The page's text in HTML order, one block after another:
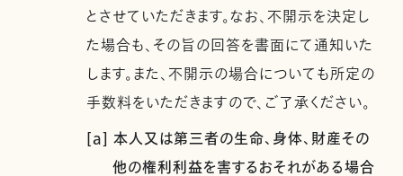
とさせていただきます。なお、不開示を決定し
た場合も、その旨の回答を書面にて通知いた
します。また、不開示の場合についても所定の
手数料をいただきますので、ご了承ください。
[a] 本人又は第三者の生命、身体、財産その
他の権利利益を害するおそれがある場合